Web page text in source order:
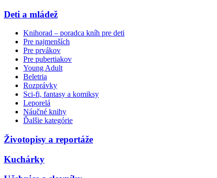
Deti a mládež
Knihorad – poradca kníh pre deti
Pre najmenších
Pre prvákov
Pre pubertiakov
Young Adult
Beletria
Rozprávky
Sci-fi, fantasy a komiksy
Leporelá
Náučné knihy
Ďalšie kategórie
Životopisy a reportáže
Kuchárky